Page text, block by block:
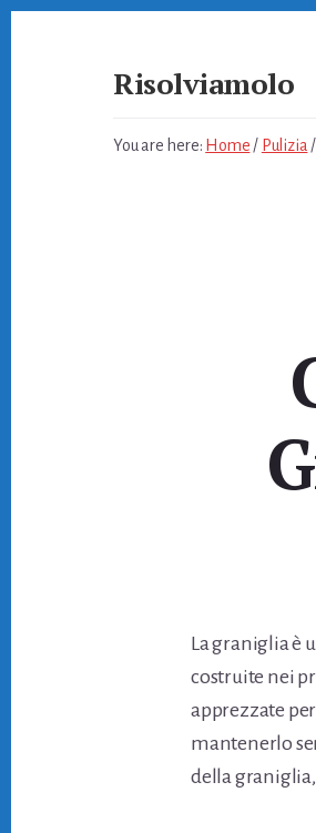
Risolviamolo
per
You are here: Home / Pulizia /
La graniglia è
costruite nei
apprezzate
mantenerlo
della